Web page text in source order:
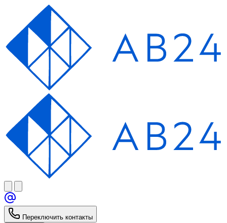
Переключить контакты